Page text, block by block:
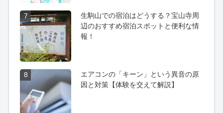
7
生駒山での宿泊はどうする？宝山寺周
辺のおすすめ宿泊スポットと便利な情
報！
8
エアコンの「キーン」という異音の原
因と対策【体験を交えて解説】